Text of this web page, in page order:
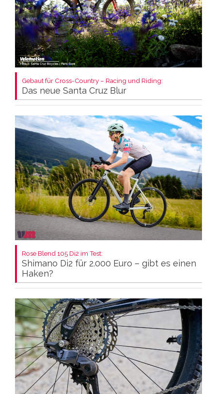
Gebaut für Cross-Country – Racing und Riding:
Das neue Santa Cruz Blur
Rose Blend 105 Di2 im Test:
Shimano Di2 für 2.000 Euro – gibt es einen
Haken?